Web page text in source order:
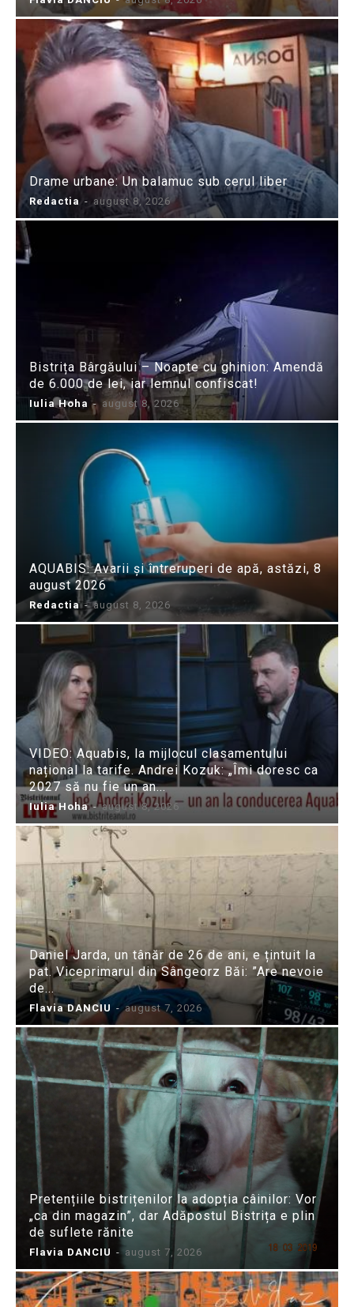
Drame urbane: Un balamuc sub cerul liber
Redactia - august 8, 2026
Bistrița Bârgăului – Noapte cu ghinion: Amendă
de 6.000 de lei, iar lemnul confiscat!
Iulia Hoha - august 8, 2026
AQUABIS: Avarii și întreruperi de apă, astăzi, 8
august 2026
Redactia - august 8, 2026
VIDEO: Aquabis, la mijlocul clasamentului
național la tarife. Andrei Kozuk: „Îmi doresc ca
2027 să nu fie un an...
Iulia Hoha - august 8, 2026
Daniel Jarda, un tânăr de 26 de ani, e țintuit la
pat. Viceprimarul din Sângeorz Băi: ”Are nevoie
de...
Flavia DANCIU - august 7, 2026
Pretențiile bistrițenilor la adopția câinilor: Vor
„ca din magazin”, dar Adăpostul Bistrița e plin
de suflete rănite
Flavia DANCIU - august 7, 2026